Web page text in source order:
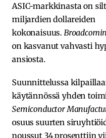
ASIC-markkinasta on
miljardien dollareiden
kokonaisuus. Broadcomin
on kasvanut vahvasti
ansiosta.
Suunnittelussa
käytännössä yhden
Semiconductor
osuus suurten
noussut 34 prosenttiin